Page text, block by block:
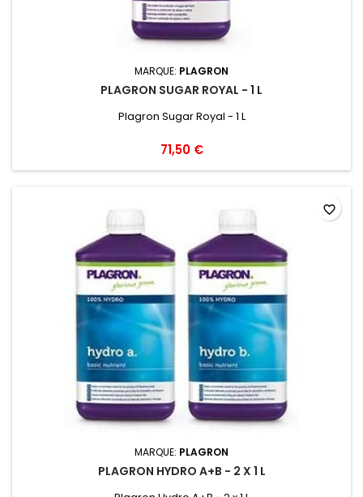
MARQUE: PLAGRON
PLAGRON SUGAR ROYAL - 1 L
Plagron Sugar Royal - 1 L
71,50 €
MARQUE: PLAGRON
PLAGRON HYDRO A+B - 2 X 1 L
favorite_border